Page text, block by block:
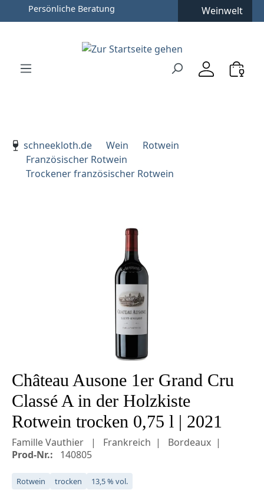
Zum Hauptinhalt springen
Zur Hauptnavigation springen
Persönliche Beratung Weinwelt
schneekloth.de
Wein
Rotwein
Französischer Rotwein
Trockener französischer Rotwein
Bildergalerie überspringen
Château Ausone 1er Grand Cru
Classé A in der Holzkiste
Rotwein trocken 0,75 l | 2021
Famille Vauthier Frankreich
Bordeaux
Prod-Nr.:
140805
Rotwein trocken 13,5 % vol.